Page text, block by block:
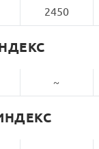
2450
~